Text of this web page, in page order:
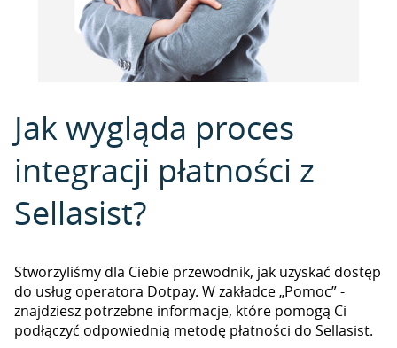
Jak wygląda proces
integracji płatności z
Sellasist?
Stworzyliśmy dla Ciebie przewodnik, jak uzyskać dostęp
do usług operatora Dotpay. W zakładce „Pomoc” -
znajdziesz potrzebne informacje, które pomogą Ci
podłączyć odpowiednią metodę płatności do Sellasist.